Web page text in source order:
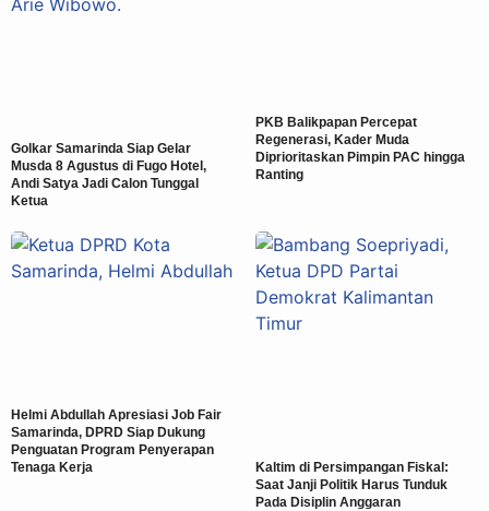
Golkar Samarinda Siap Gelar
Musda 8 Agustus di Fugo Hotel,
Andi Satya Jadi Calon Tunggal
Ketua
PKB Balikpapan Percepat
Regenerasi, Kader Muda
Diprioritaskan Pimpin PAC hingga
Ranting
Helmi Abdullah Apresiasi Job Fair
Samarinda, DPRD Siap Dukung
Penguatan Program Penyerapan
Tenaga Kerja
Kaltim di Persimpangan Fiskal:
Saat Janji Politik Harus Tunduk
Pada Disiplin Anggaran